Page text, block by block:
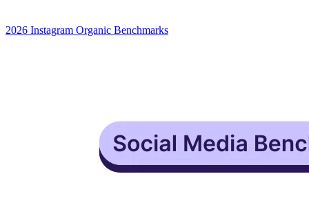
2026 Instagram Organic Benchmarks